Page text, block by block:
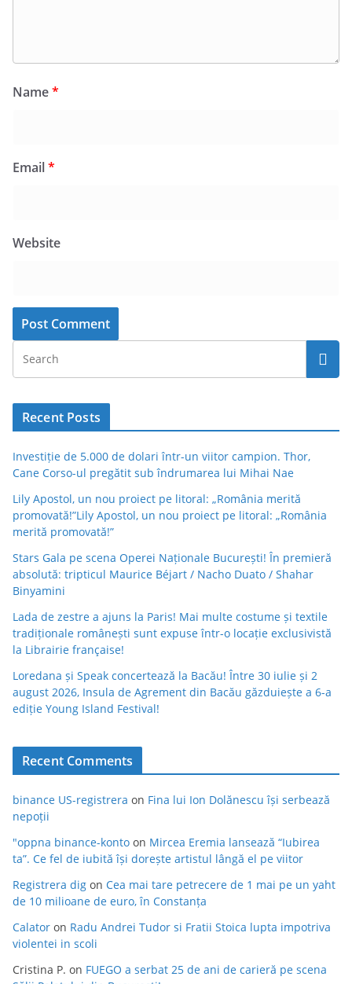
Name*
Email*
Website
Recent Posts
Investiție de 5.000 de dolari într-un viitor campion. Thor,
Cane Corso-ul pregătit sub îndrumarea lui Mihai Nae
Lily Apostol, un nou proiect pe litoral: „România merită
promovată!”Lily Apostol, un nou proiect pe litoral: „România
merită promovată!”
Stars Gala pe scena Operei Naționale București! În premieră
absolută: tripticul Maurice Béjart / Nacho Duato / Shahar
Binyamini
Lada de zestre a ajuns la Paris! Mai multe costume și textile
tradiționale românești sunt expuse într-o locație exclusivistă
la Librairie française!
Loredana și Speak concertează la Bacău! Între 30 iulie și 2
august 2026, Insula de Agrement din Bacău găzduiește a 6-a
ediție Young Island Festival!
Recent Comments
binance US-registrera on Fina lui Ion Dolănescu își serbează
nepoții
"oppna binance-konto on Mircea Eremia lansează “Iubirea
ta”. Ce fel de iubită își dorește artistul lângă el pe viitor
Registrera dig on Cea mai tare petrecere de 1 mai pe un yaht
de 10 milioane de euro, în Constanța
Calator on Radu Andrei Tudor si Fratii Stoica lupta impotriva
violentei in scoli
Cristina P. on FUEGO a serbat 25 de ani de carieră pe scena